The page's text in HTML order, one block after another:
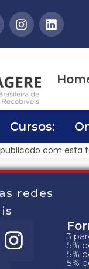
Cursos:
com esta
redes
3
5%
5%
5%